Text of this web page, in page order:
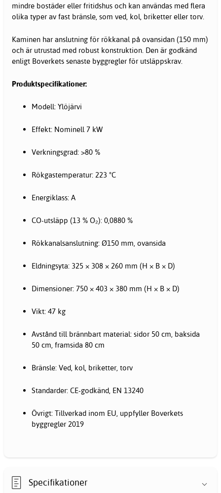
mindre bostäder eller fritidshus och kan användas med flera
olika typer av fast bränsle, som ved, kol, briketter eller torv.
Kaminen har anslutning för rökkanal på ovansidan (150 mm)
och är utrustad med robust konstruktion. Den är godkänd
enligt Boverkets senaste byggregler för utsläppskrav.
Produktspecifikationer:
Modell: Ylöjärvi
Effekt: Nominell 7 kW
Verkningsgrad: >80 %
Rökgastemperatur: 223 °C
Energiklass: A
CO-utsläpp (13 % O₂): 0,0880 %
Rökkanalsanslutning: Ø150 mm, ovansida
Eldningsyta: 325 × 308 × 260 mm (H × B × D)
Dimensioner: 750 × 403 × 380 mm (H × B × D)
Vikt: 47 kg
Avstånd till brännbart material: sidor 50 cm, baksida
50 cm, framsida 80 cm
Bränsle: Ved, kol, briketter, torv
Standarder: CE-godkänd, EN 13240
Övrigt: Tillverkad inom EU, uppfyller Boverkets
byggregler 2019
Specifikationer